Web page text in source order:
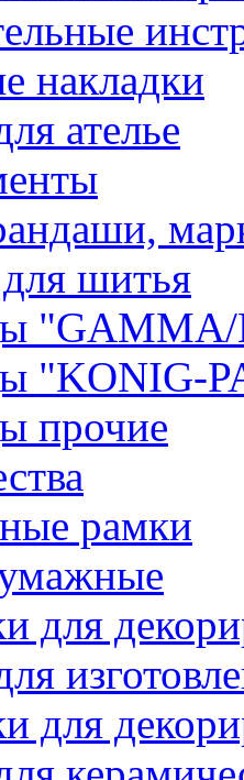
накладки
ателье
шитья
"GAMMA/
"KONIG-
прочие
рамки
для
для